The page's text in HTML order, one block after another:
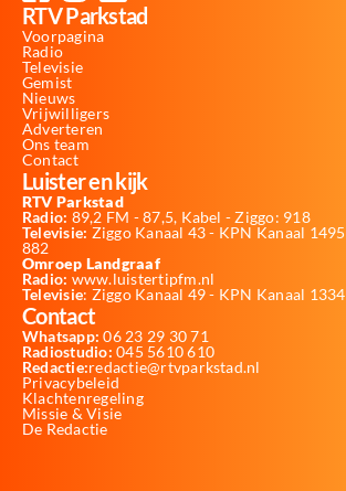
RTV Parkstad
Voorpagina
Radio
Televisie
Gemist
Nieuws
Vrijwilligers
Adverteren
Ons team
Contact
Luister en kijk
RTV Parkstad
Radio: 89,2 FM - 87,5, Kabel - Ziggo: 918
Televisie: Ziggo Kanaal 43 - KPN Kanaal
882
Omroep Landgraaf
Radio: www.luistertipfm.nl
Televisie: Ziggo Kanaal 49 - KPN Kanaal 1334
Contact
Whatsapp: 06 23 29 30 71
Radiostudio: 045 5610 610
Redactie:redactie@rtvparkstad.nl
Privacybeleid
Klachtenregeling
Missie & Visie
De Redactie